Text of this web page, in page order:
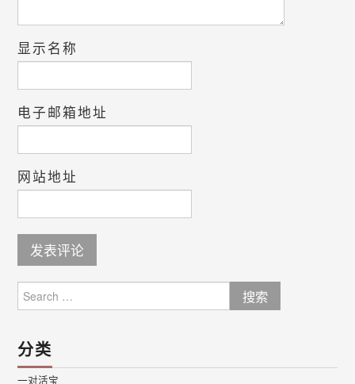
显示名称
电子邮箱地址
网站地址
for:
分类
一对活宝